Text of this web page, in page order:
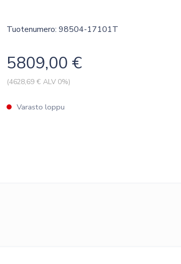
Tuotenumero: 98504-17101T
5809,00 €
(4628,69€ ALV 0%)
Varasto loppu